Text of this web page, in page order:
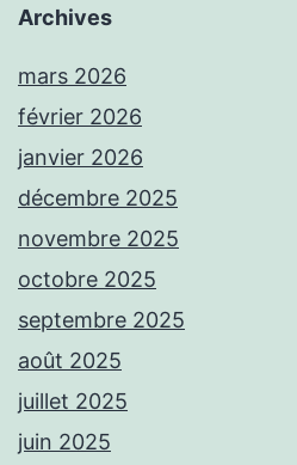
Archives
mars 2026
février 2026
janvier 2026
décembre 2025
novembre 2025
octobre 2025
septembre 2025
août 2025
juillet 2025
juin 2025